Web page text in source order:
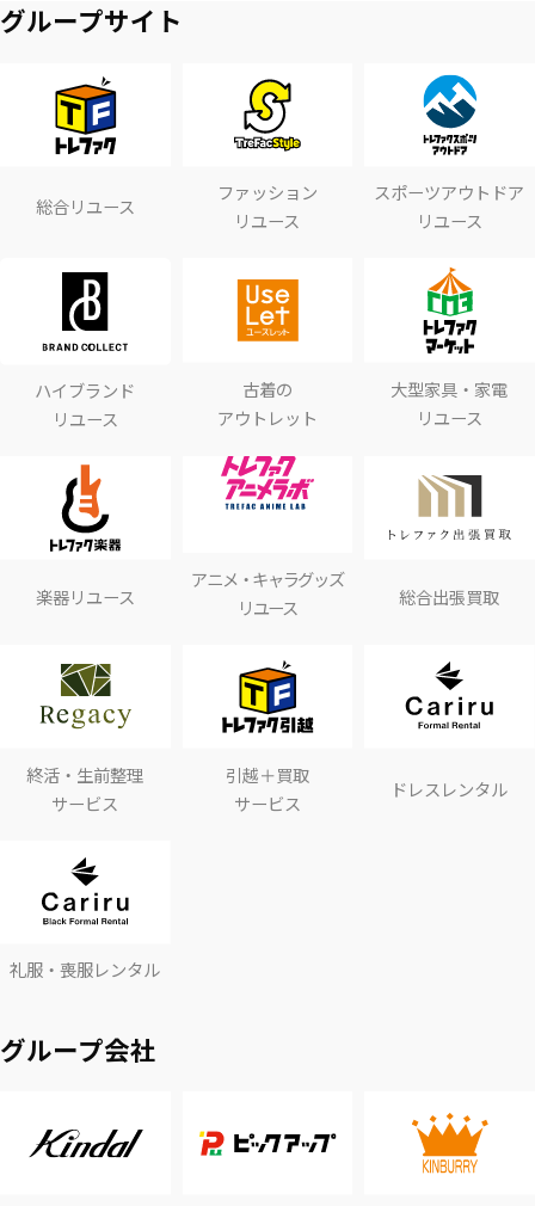
グループサイト
総合リユース
ファッション
リユース
スポーツアウトドア
リユース
ハイブランド
リユース
古着の
アウトレット
大型家具・家電
リユース
楽器リユース
アニメ・キャラグッズ
リユース
総合出張買取
終活・生前整理
サービス
引越＋買取
サービス
ドレスレンタル
礼服・喪服レンタル
グループ会社